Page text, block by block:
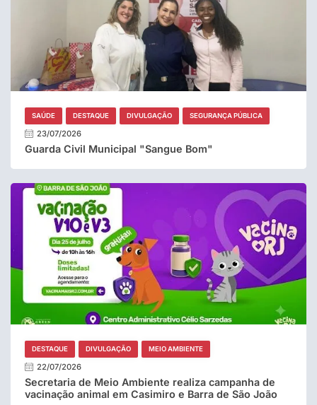
SAÚDE DESTAQUE DIVULGAÇÃO SEGURANÇA PÚBLICA
23/07/2026
Guarda Civil Municipal "Sangue Bom"
DESTAQUE DIVULGAÇÃO MEIO AMBIENTE
22/07/2026
Secretaria de Meio Ambiente realiza campanha de
vacinação animal em Casimiro e Barra de São João